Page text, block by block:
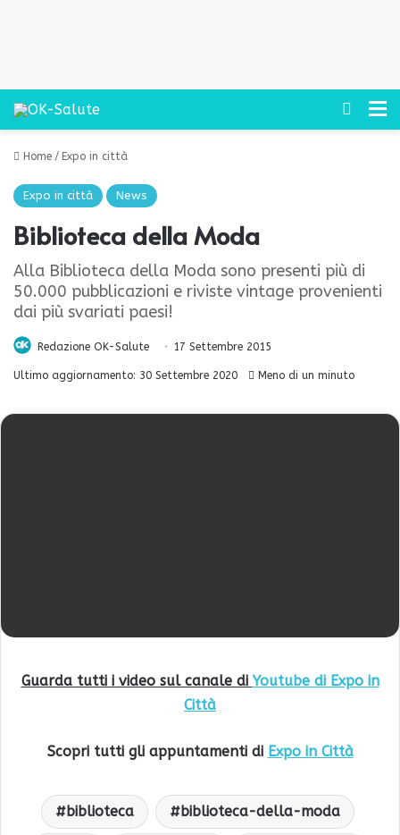
Cerca
Home / Expo in città
Expo in città News
Biblioteca della Moda
Alla Biblioteca della Moda sono presenti più di
50.000 pubblicazioni e riviste vintage provenienti
dai più svariati paesi!
Redazione OK-Salute 17 Settembre 2015
Ultimo aggiornamento: 30 Settembre 2020 Meno di un minuto
Guarda tutti i video sul canale diYoutube di Expo in
Città
Scopri tutti gli appuntamenti di Expo in Città
biblioteca biblioteca-della-moda